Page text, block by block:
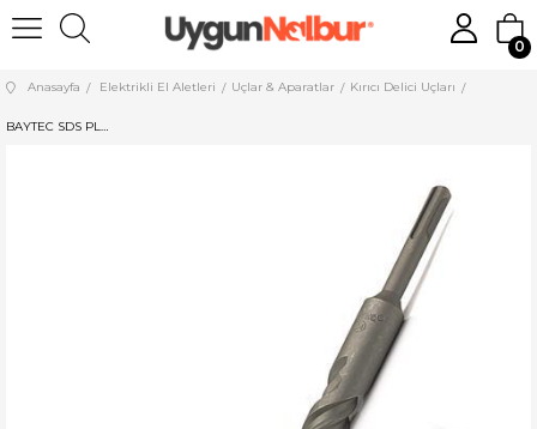
0
Anasayfa Elektrikli El Aletleri Uçlar & Aparatlar Kırıcı Delici Uçları
BAYTEC SDS PLUS HİLTİ UCU 12*160 MU0160